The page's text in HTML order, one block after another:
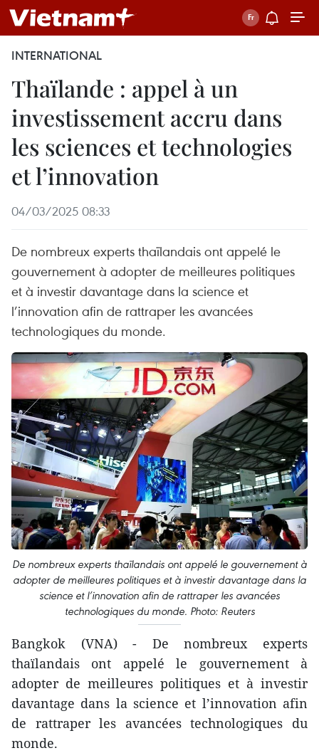
INTERNATIONAL
Thaïlande : appel à un
investissement accru dans
les sciences et technologies
et l’innovation
04/03/2025 08:33
De nombreux experts thaïlandais ont appelé le
gouvernement à adopter de meilleures politiques
et à investir davantage dans la science et
l’innovation afin de rattraper les avancées
technologiques du monde.
De nombreux experts thaïlandais ont appelé le gouvernement à
adopter de meilleures politiques et à investir davantage dans la
science et l’innovation afin de rattraper les avancées
technologiques du monde. Photo: Reuters
Bangkok (VNA) - De nombreux experts
thaïlandais ont appelé le gouvernement à
adopter de meilleures politiques et à investir
davantage dans la science et l’innovation afin
de rattraper les avancées technologiques du
monde.